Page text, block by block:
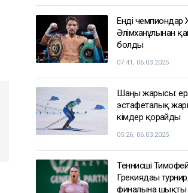
Иранның жаңа
айдан соң алғаш
шықты
15:03
СПОРТ ЖАҢАЛЫҚТАРЫ
Балуан Ұлан
қызметке
09:22, 06.03.2025
Енді чемпиондар
Әлімханұлынан